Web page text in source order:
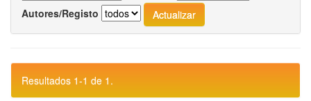
Autores/Registo
Resultados 1-1 de 1.